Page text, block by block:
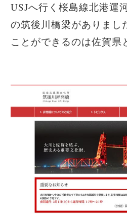
USJへ行く桜島線北港運
の筑後川橋梁がありまし
ことができるのは佐賀県